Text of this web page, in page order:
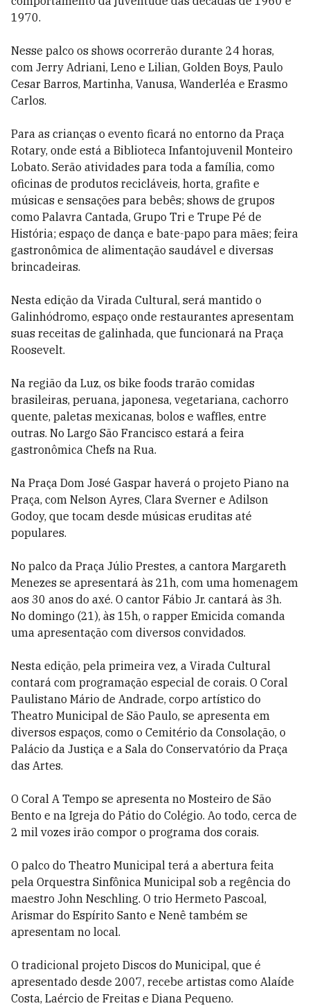
1970.
Nesse palco os shows ocorrerão durante 24 horas,
com Jerry Adriani, Leno e Lilian, Golden Boys, Paulo
Cesar Barros, Martinha, Vanusa, Wanderléa e Erasmo
Carlos.
Para as crianças o evento ficará no entorno da Praça
Rotary, onde está a Biblioteca Infantojuvenil Monteiro
Lobato. Serão atividades para toda a família, como
oficinas de produtos recicláveis, horta, grafite e
músicas e sensações para bebês; shows de grupos
como Palavra Cantada, Grupo Tri e Trupe Pé de
História; espaço de dança e bate-papo para mães; feira
gastronômica de alimentação saudável e diversas
brincadeiras.
Nesta edição da Virada Cultural, será mantido o
Galinhódromo, espaço onde restaurantes apresentam
suas receitas de galinhada, que funcionará na Praça
Roosevelt.
Na região da Luz, os bike foods trarão comidas
brasileiras, peruana, japonesa, vegetariana, cachorro
quente, paletas mexicanas, bolos e waffles, entre
outras. No Largo São Francisco estará a feira
gastronômica Chefs na Rua.
Na Praça Dom José Gaspar haverá o projeto Piano na
Praça, com Nelson Ayres, Clara Sverner e Adilson
Godoy, que tocam desde músicas eruditas até
populares.
No palco da Praça Júlio Prestes, a cantora Margareth
Menezes se apresentará às 21h, com uma homenagem
aos 30 anos do axé. O cantor Fábio Jr. cantará às 3h.
No domingo (21), às 15h, o rapper Emicida comanda
uma apresentação com diversos convidados.
Nesta edição, pela primeira vez, a Virada Cultural
contará com programação especial de corais. O Coral
Paulistano Mário de Andrade, corpo artístico do
Theatro Municipal de São Paulo, se apresenta em
diversos espaços, como o Cemitério da Consolação, o
Palácio da Justiça e a Sala do Conservatório da Praça
das Artes.
O Coral A Tempo se apresenta no Mosteiro de São
Bento e na Igreja do Pátio do Colégio. Ao todo, cerca de
2 mil vozes irão compor o programa dos corais.
O palco do Theatro Municipal terá a abertura feita
pela Orquestra Sinfônica Municipal sob a regência do
maestro John Neschling. O trio Hermeto Pascoal,
Arismar do Espírito Santo e Nenê também se
apresentam no local.
O tradicional projeto Discos do Municipal, que é
apresentado desde 2007, recebe artistas como Alaíde
Costa, Laércio de Freitas e Diana Pequeno.